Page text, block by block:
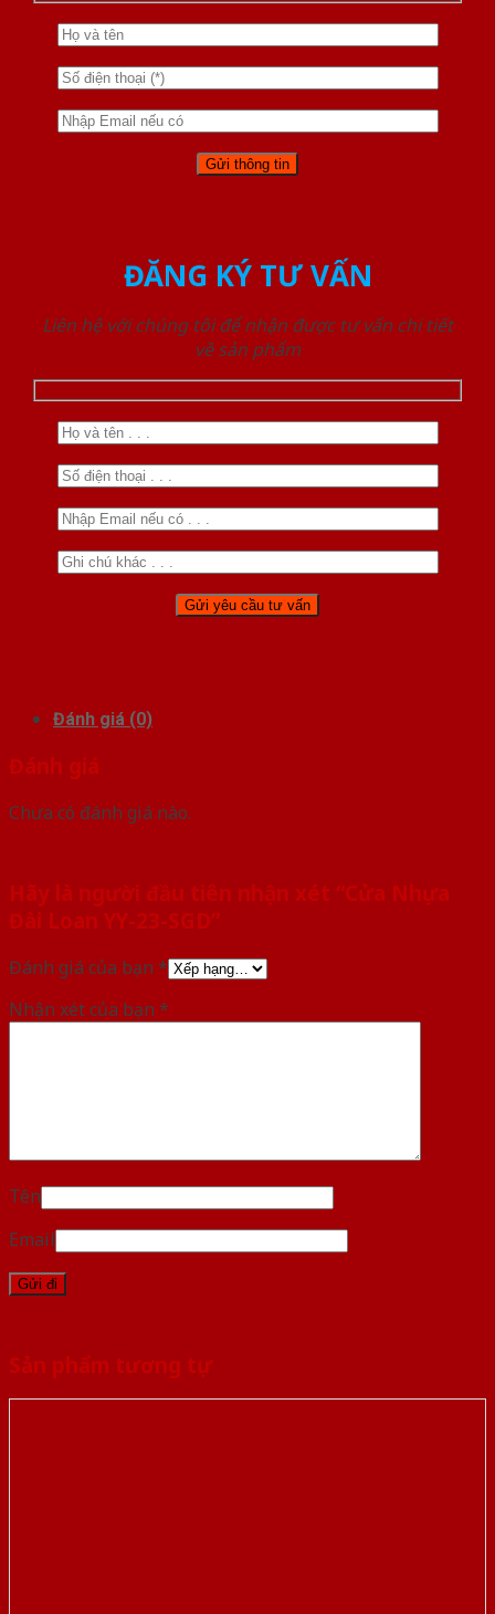
ĐĂNG KÝ TƯ VẤN
Liên hệ với chúng tôi để nhận được tư vấn chi tiết
về sản phẩm
Đánh giá (0)
Đánh giá
Chưa có đánh giá nào.
Hãy là người đầu tiên nhận xét “Cửa Nhựa
Đài Loan YY-23-SGD”
Đánh giá của bạn *
Nhận xét của bạn *
Tên
Email
Sản phẩm tương tự